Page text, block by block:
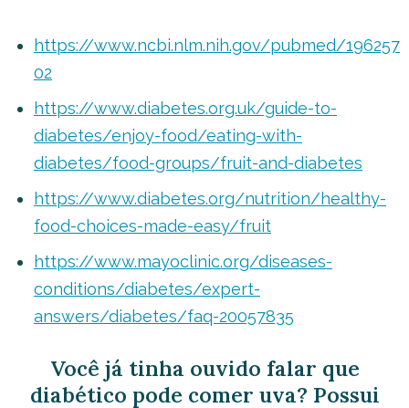
https://www.ncbi.nlm.nih.gov/pubmed/196257
02
https://www.diabetes.org.uk/guide-to-
diabetes/enjoy-food/eating-with-
diabetes/food-groups/fruit-and-diabetes
https://www.diabetes.org/nutrition/healthy-
food-choices-made-easy/fruit
https://www.mayoclinic.org/diseases-
conditions/diabetes/expert-
answers/diabetes/faq-20057835
Você já tinha ouvido falar que
diabético pode comer uva? Possui